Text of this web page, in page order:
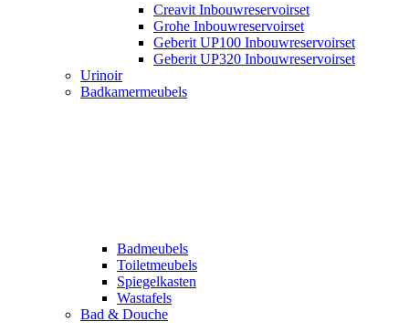
Creavit Inbouwreservoirset
Grohe Inbouwreservoirset
Geberit UP100 Inbouwreservoirset
Geberit UP320 Inbouwreservoirset
Urinoir
Badkamermeubels
Badmeubels
Toiletmeubels
Spiegelkasten
Wastafels
Bad & Douche